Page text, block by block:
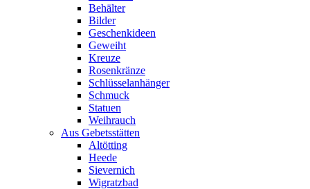
Behälter
Bilder
Geschenkideen
Geweiht
Kreuze
Rosenkränze
Schlüsselanhänger
Schmuck
Statuen
Weihrauch
Aus Gebetsstätten
Altötting
Heede
Sievernich
Wigratzbad